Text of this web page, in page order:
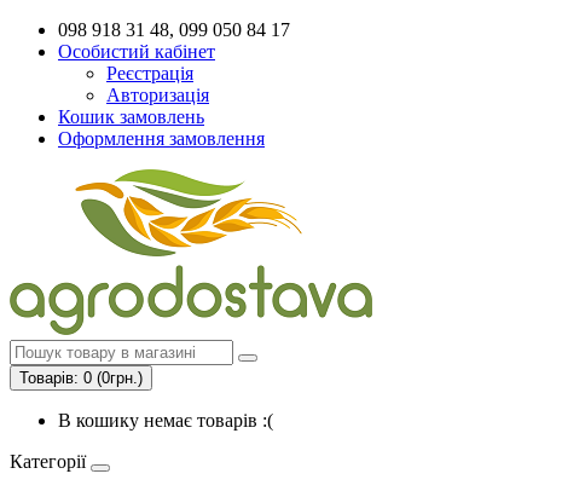
098 918 31 48, 099 050 84 17
Особистий кабінет
Реєстрація
Авторизація
Кошик замовлень
Оформлення замовлення
Товарів: 0 (0грн.)
В кошику немає товарів :(
Категорії